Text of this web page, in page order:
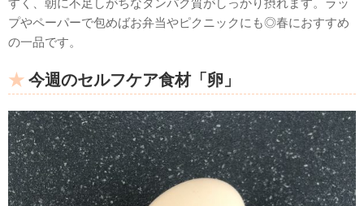
プやペーパーで包めばお弁当やピクニックにも◎春におすすめ
の一品です。
今週のセルフケア食材「卵」